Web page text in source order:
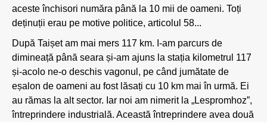
aceste închisori număra până la 10 mii de oameni. Toți
deținuții erau pe motive politice, articolul 58...
După Taișet am mai mers 117 km. I-am parcurs de
dimineață până seara și-am ajuns la stația kilometrul 117
și-acolo ne-o deschis vagonul, pe când jumătate de
eșalon de oameni au fost lăsați cu 10 km mai în urmă. Ei
au rămas la alt sector. Iar noi am nimerit la „Lespromhoz”,
întreprindere industrială. Această întreprindere avea două